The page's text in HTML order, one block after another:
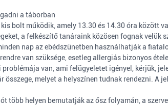
a táborban
bolt működik, amely 13.30 és 14.30 óra között
a felkészítő tanáraink közösen fognak velük
nap az ebédszünetben használhatják a
van szüksége, esetleg allergiás bizonyos
van, ami felügyeletet igényel, kérjük,
összege, melyet a helyszínen tudnak rendezni. A
több helyen bemutatják az ősz folyamán, a